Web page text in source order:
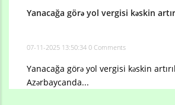
Yanacağa görə yol vergisi kəskin
07-11-2025 13:50:34 0 Comments
Yanacağa görə yol vergisi kəskin
Azərbaycanda...